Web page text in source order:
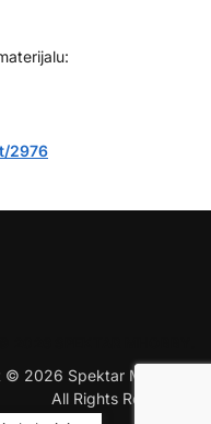
2976
© 2026 Spektar MHobby.
All Rights Reserved.